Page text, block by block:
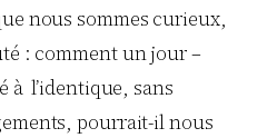
nous sommes curieux,
: comment un jour –
à l’identique, sans
pourrait-il nous